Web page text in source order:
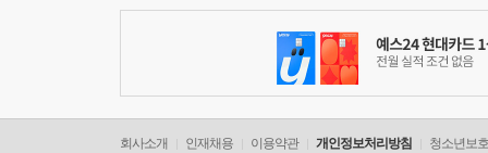
회사소개 인재채용 이용약관 개인정보처리방침 청소년보